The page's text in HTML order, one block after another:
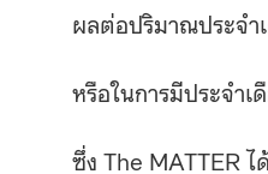
ผลต่อปริมาณประจำ
หรือในการมีประจำ
ซึ่ง The MATTER